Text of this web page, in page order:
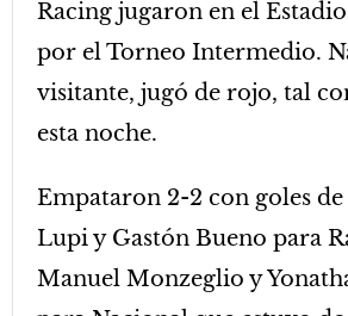
Racing jugaron en el
por el Torneo Intermedio.
visitante, jugó de rojo, tal
esta noche.
Empataron 2-2 con goles de
Lupi y Gastón Bueno para
Manuel Monzeglio y